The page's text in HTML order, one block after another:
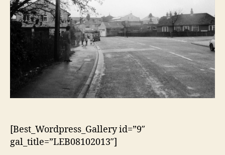
[Best_Wordpress_Gallery id=”9″
gal_title=”LEB08102013″]